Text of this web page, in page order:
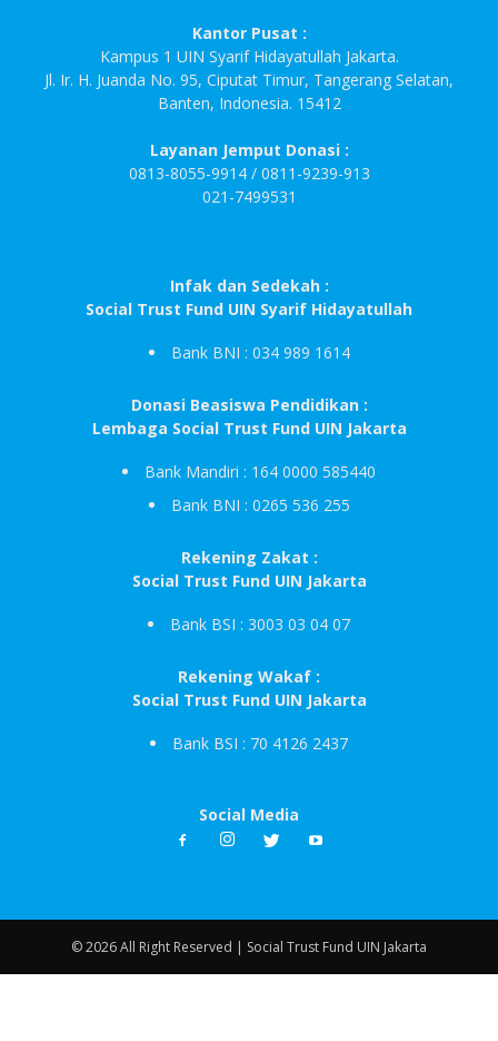
Kantor Pusat :
Kampus 1 UIN Syarif Hidayatullah Jakarta.
Jl. Ir. H. Juanda No. 95, Ciputat Timur, Tangerang Selatan,
Banten, Indonesia. 15412
Layanan Jemput Donasi :
0813-8055-9914 / 0811-9239-913
021-7499531
Infak dan Sedekah :
Social Trust Fund UIN Syarif Hidayatullah
Bank BNI : 034 989 1614
Donasi Beasiswa Pendidikan :
Lembaga Social Trust Fund UIN Jakarta
Bank Mandiri : 164 0000 585440
Bank BNI : 0265 536 255
Rekening Zakat :
Social Trust Fund UIN Jakarta
Bank BSI : 3003 03 04 07
Rekening Wakaf :
Social Trust Fund UIN Jakarta
Bank BSI : 70 4126 2437
Social Media
© 2026 All Right Reserved | Social Trust Fund UIN Jakarta